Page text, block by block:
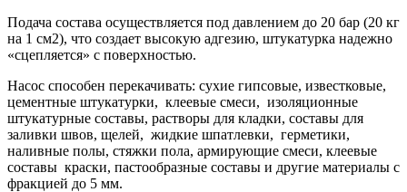
Подача состава осуществляется под давлением до 20 бар (20 кг
на 1 см2), что создает высокую адгезию, штукатурка надежно
«сцепляется» с поверхностью.
Насос способен перекачивать: сухие гипсовые, известковые,
цементные штукатурки, клеевые смеси, изоляционные
штукатурные составы, растворы для кладки, составы для
заливки швов, щелей, жидкие шпатлевки, герметики,
наливные полы, стяжки пола, армирующие смеси, клеевые
составы краски, пастообразные составы и другие материалы с
фракцией до 5 мм.